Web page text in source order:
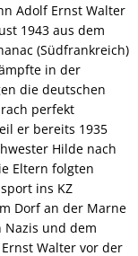
Adolf Ernst Walter
1943 aus dem
(Südfrankreich)
in der
die deutschen
perfekt
er bereits 1935
Hilde nach
Eltern folgten
ins KZ
Dorf an der Marne
Nazis und dem
Walter vor der